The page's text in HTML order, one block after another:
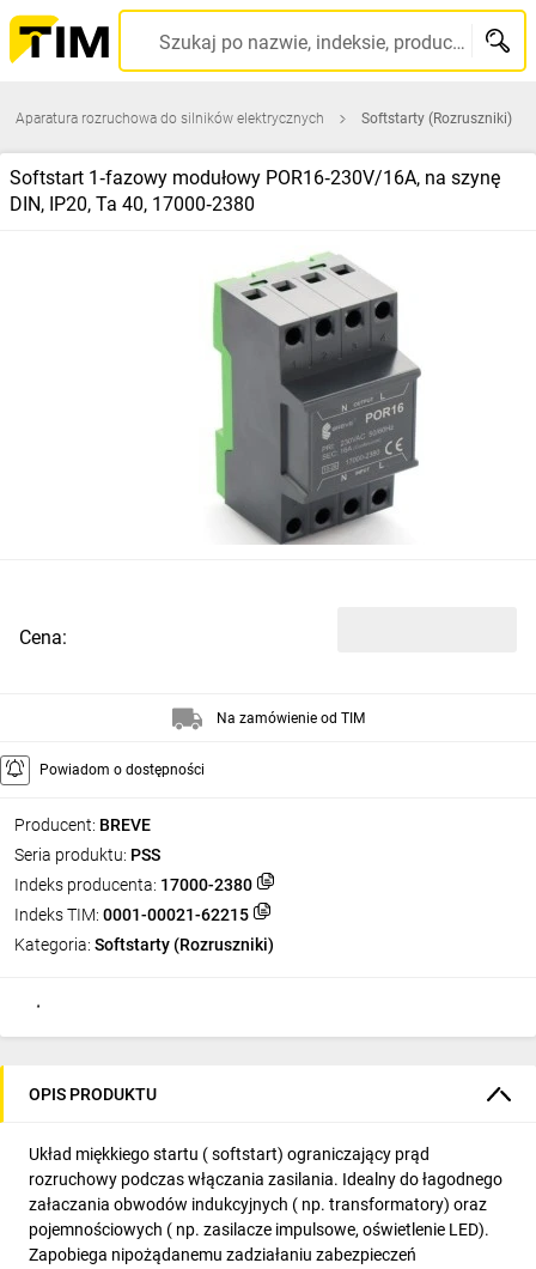
Szukaj po nazwie, indeksie, producencie, kodzie kreskowym...
Aparatura rozruchowa do silników elektrycznych Softstarty (Rozruszniki)
Softstart 1‑fazowy modułowy POR16‑230V/16A, na szynę
DIN, IP20, Ta 40, 17000‑2380
Producent: BREVE
Seria produktu: PSS
Indeks producenta: 17000-2380
Indeks TIM: 0001-00021-62215
Kategoria: Softstarty (Rozruszniki)
Cena:
Na zamówienie od TIM
Powiadom o dostępności
OPIS PRODUKTU
Układ miękkiego startu ( softstart) ograniczający prąd
rozruchowy podczas włączania zasilania. Idealny do łagodnego
załaczania obwodów indukcyjnych ( np. transformatory) oraz
pojemnościowych ( np. zasilacze impulsowe, oświetlenie LED).
Zapobiega nipożądanemu zadziałaniu zabezpieczeń